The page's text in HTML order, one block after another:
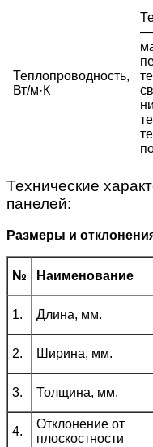
Теплопроводность,
Вт/м·К
—
Технические
панелей:
Размеры и
№ Наименование
1. Длина, мм.
2. Ширина, мм.
3. Толщина, мм.
4.
Отклонение от
плоскостности